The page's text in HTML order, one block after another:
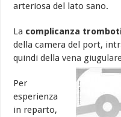
arteriosa del lato sano.
La complicanza
della camera del port,
quindi dellavena
Per
esperienza
in reparto,